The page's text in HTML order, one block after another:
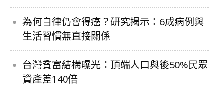
為何自律仍會得癌？研究揭示：6成病例與
生活習慣無直接關係
台灣貧富結構曝光：頂端人口與後50%民眾
資產差140倍